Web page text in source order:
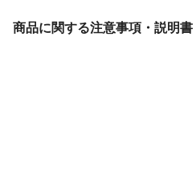
商品に関する注意事項・説明書